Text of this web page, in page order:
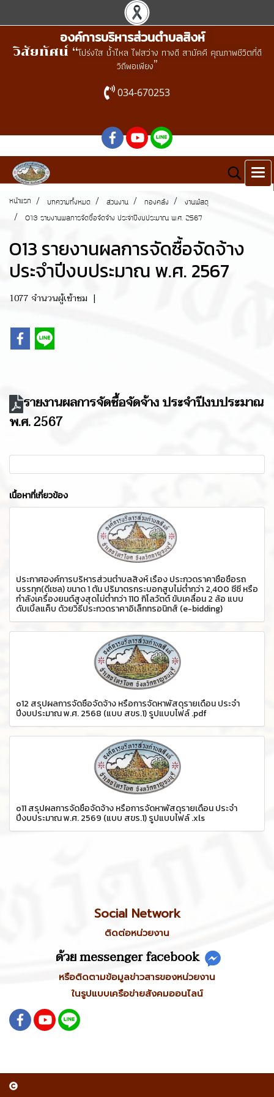
องค์การบริหารส่วนตำบลสิงห์
วิสัยทัศน์ “โปร่งใส น้ำไหล ไฟสว่าง ทางดี สามัคคี คุณภาพชีวิตที่ดี
วิถีพอเพียง”
034-670253
หน้าแรก บทความทั้งหมด ส่วนงาน กองคลัง งานพัสดุ
O13 รายงานผลการจัดซื้อจัดจ้าง ประจำปีงบประมาณ พ.ศ. 2567
O13 รายงานผลการจัดซื้อจัดจ้าง
ประจำปีงบประมาณ พ.ศ. 2567
1077 จำนวนผู้เข้าชม |
รายงานผลการจัดซื้อจัดจ้าง ประจำปีงบประมาณ
พ.ศ. 2567
เนื้อหาที่เกี่ยวข้อง
ประกาศองค์การบริหารส่วนตำบลสิงห์ เรื่อง ประกวดราคาซื้อซื้อรถ
บรรทุก(ดีเซล) ขนาด 1 ตัน ปริมาตรกระบอกสูบไม่ต่ำกว่า 2,400 ซีซี หรือ
กำลังเครื่องยนต์สูงสุดไม่ต่ำกว่า 110 กิโลวัตต์ ขับเคลื่อน 2 ล้อ แบบ
ดับเบิ้ลแค็บ ด้วยวิธีประกวดราคาอิเล็กทรอนิกส์ (e-bidding)
o12 สรุปผลการจัดซื้อจัดจ้าง หรือการจัดหาพัสดุรายเดือน ประจำ
ปีงบประมาณ พ.ศ. 2568 (แบบ สขร.1) รูปแบบไฟล์ .pdf
o11 สรุปผลการจัดซื้อจัดจ้าง หรือการจัดหาพัสดุรายเดือน ประจำ
ปีงบประมาณ พ.ศ. 2569 (แบบ สขร.1) รูปแบบไฟล์ .xls
Social Network
ติดต่อหน่วยงาน
ด้วย messenger facebook
หรือติดตามข้อมูลข่าวสารของหน่วยงาน
ในรูปแบบเครือข่ายสังคมออนไลน์